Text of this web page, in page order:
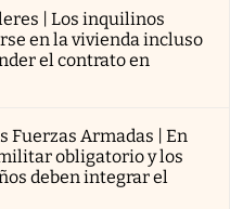
| Los inquilinos
en la vivienda incluso
el contrato en
Fuerzas Armadas | En
obligatorio y los
deben integrar el